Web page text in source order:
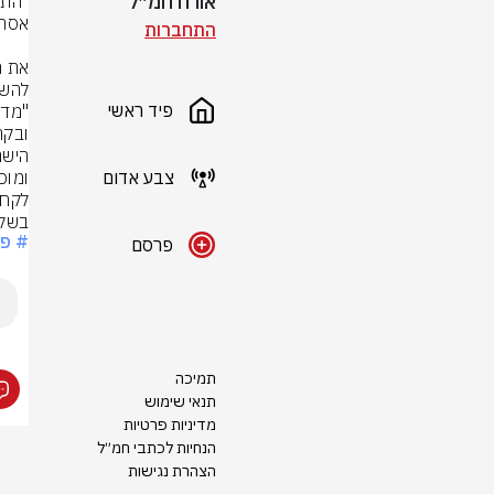
התחברות
פיד ראשי
צבע אדום
פרסם
תמיכה
תנאי שימוש
מדיניות פרטיות
הנחיות לכתבי חמ״ל
הצהרת נגישות
#